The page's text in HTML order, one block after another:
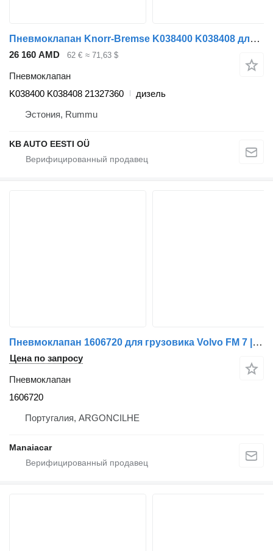
Пневмоклапан Knorr-Bremse K038400 K038408 для грузовика Volvo FM7-FM12, FM, FMX (1998-2014)
26 160 AMD 62 € ≈ 71,63 $
Пневмоклапан
K038400 K038408 21327360
дизель
Эстония, Rummu
KB AUTO EESTI OÜ
Пневмоклапан 1606720 для грузовика Volvo FM 7 | 98 - 01
Цена по запросу
Пневмоклапан
1606720
Португалия, ARGONCILHE
Manaiacar